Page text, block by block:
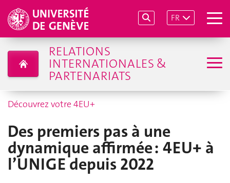
FR
RELATIONS
INTERNATIONALES &
PARTENARIATS
Découvrez votre 4EU+
Des premiers pas à une
dynamique affirmée : 4EU+ à
l’UNIGE depuis 2022